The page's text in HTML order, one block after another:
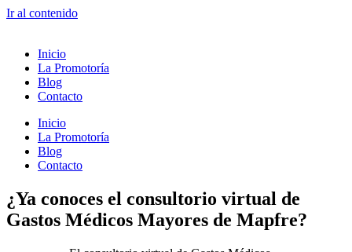
Ir al contenido
Inicio
La Promotoría
Blog
Contacto
Inicio
La Promotoría
Blog
Contacto
¿Ya conoces el consultorio virtual de
Gastos Médicos Mayores de Mapfre?